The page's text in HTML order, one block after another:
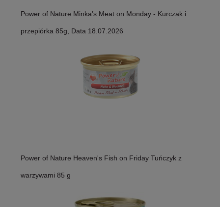
Power of Nature Minka’s Meat on Monday - Kurczak i
przepiórka 85g, Data 18.07.2026
Power of Nature Heaven's Fish on Friday Tuńczyk z
warzywami 85 g